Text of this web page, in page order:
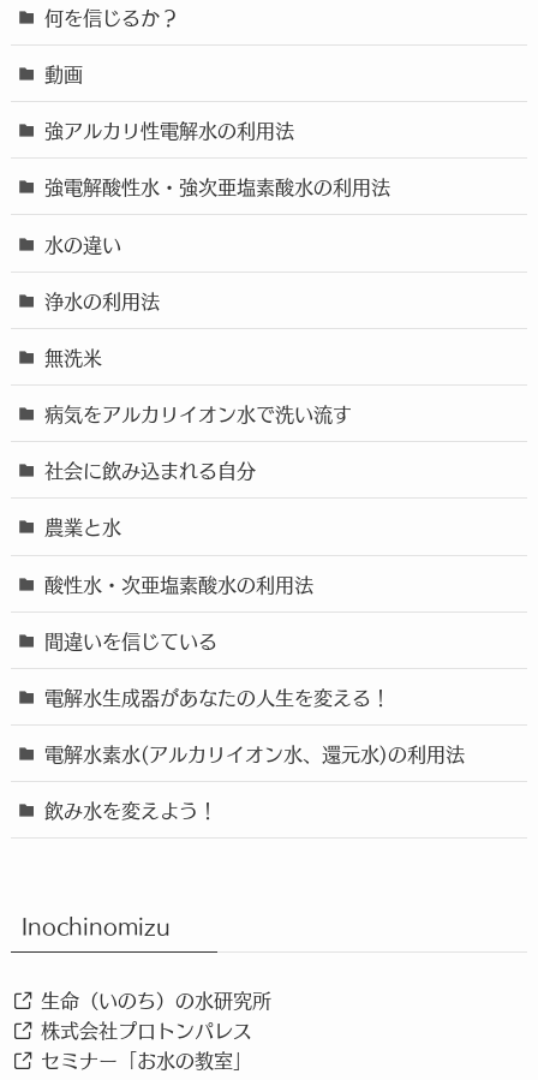
何を信じるか？
動画
強アルカリ性電解水の利用法
強電解酸性水・強次亜塩素酸水の利用法
水の違い
浄水の利用法
無洗米
病気をアルカリイオン水で洗い流す
社会に飲み込まれる自分
農業と水
酸性水・次亜塩素酸水の利用法
間違いを信じている
電解水生成器があなたの人生を変える！
電解水素水(アルカリイオン水、還元水)の利用法
飲み水を変えよう！
Inochinomizu
生命（いのち）の水研究所
株式会社プロトンパレス
セミナー「お水の教室」